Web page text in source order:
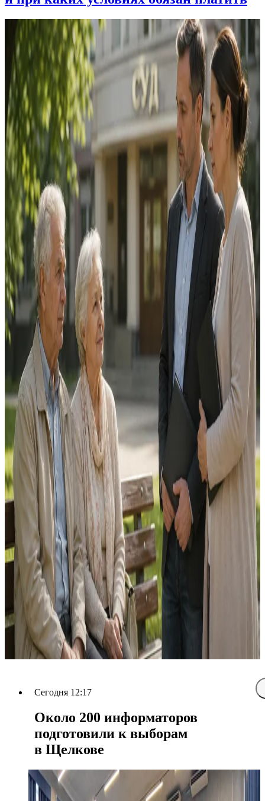
Сегодня 12:17
Около 200 информаторов
подготовили к выборам
в Щелкове